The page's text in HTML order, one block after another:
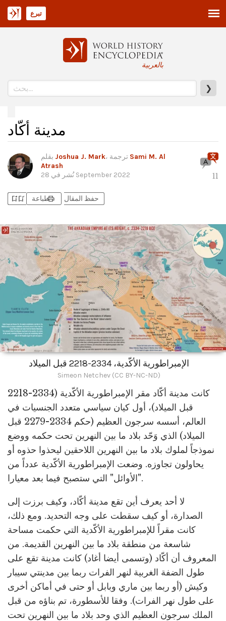
بالعربية
❯
تبرع
مدينة أكّاد
Joshua J. Mark
Sami M. Al
Atrash
نُشر في28 September 2022 11
bookmark_addbookmark_added حفظ المقال printطباعة
الإمبراطورية الأكّدية، 2334-2218 قبل الميلاد
Simeon Netchev (CC BY-NC-ND)
كانت مدينة أكّاد مقر الإمبراطورية الأكّدية (2334-2218
قبل الميلاد)، أول كيان سياسي متعدد الجنسيات في
العالم، أسسه سرجون العظيم (حكم 2334-2279 قبل
الميلاد) الذي وَحّد بلاد ما بين النهرين تحت حكمه ووضع
نموذجاً لملوك بلاد ما بين النهرين اللاحقين ليحذوا حذوه أو
يحاولون تجاوزه. وضعت الإمبراطورية الأكّدية عدداً من
"الأوائل" التي ستصبح فيما بعد معيارا.
لا أحد يعرف أين تقع مدينة أكّاد، وكيف برزت إلى
الصدارة، أو كيف سقطت على وجه التحديد. ومع ذلك،
كانت مقراً للإمبراطورية الأكّدية التي حكمت مساحة
شاسعة من منطقة بلاد ما بين النهرين القديمة. من
المعروف أن أكّاد (وتسمى أيضا أغاد) كانت مدينة تقع على
طول الضفة الغربية لنهر الفرات ربما بين مدينتي سيبار
وكيش (أو ربما بين ماري وبابل أو حتى في أماكن أخرى
على طول نهر الفرات). وفقا للأسطورة، تم بناؤه من قبل
الملك سرجون العظيم الذي وحد بلاد ما بين النهرين تحت